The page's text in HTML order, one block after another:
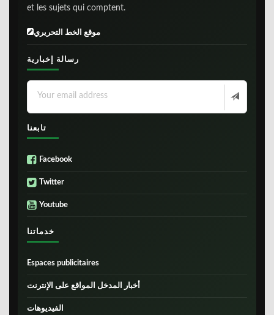
et les sujets qui comptent.
موقع الخط التحريري
رسالة إخبارية
تابعنا
Facebook
Twitter
Youtube
خدماتنا
Espaces publicitaires
أخبار المدخل المواقع على الإنترنت
الفيديوهات